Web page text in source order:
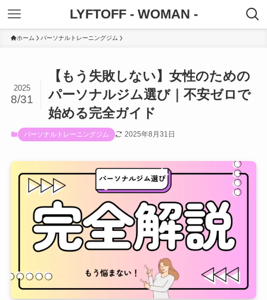
LYFTOFF - WOMAN -
ホーム パーソナルトレーニングジム
【もう失敗しない】女性のための
パーソナルジム選び｜不安ゼロで
始める完全ガイド
2025
8/31
パーソナルトレーニングジム 2025年8月31日